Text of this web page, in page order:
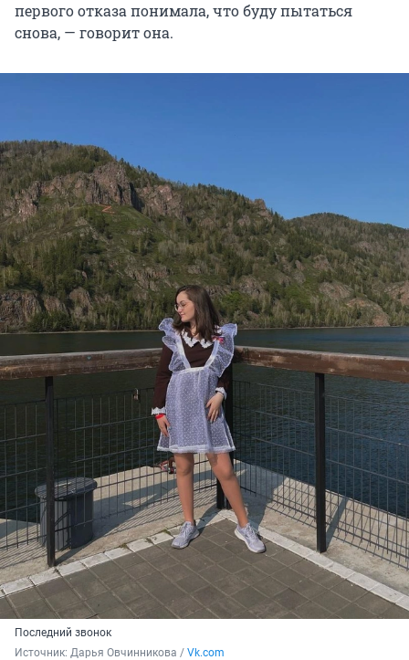
первого отказа понимала, что буду пытаться
снова, — говорит она.
Последний звонок
Источник: Дарья Овчинникова / Vk.com